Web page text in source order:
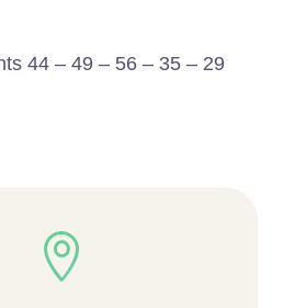
44 – 49 – 56 – 35 – 29
